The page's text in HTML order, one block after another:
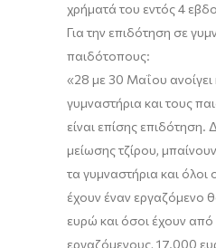
χρήματά του εντός 4
Για την επιδότηση σε
παιδότοπους:
«28 με 30 Μαΐου ανοίγει
γυμναστήρια και τους
είναι επίσης επιδότηση.
μείωσης τζίρου, μ
τα γυμναστήρια και όλοι
έχουν έναν εργαζόμενο
ευρώ και όσοι έχουν από
εργαζόμενους, 17.000